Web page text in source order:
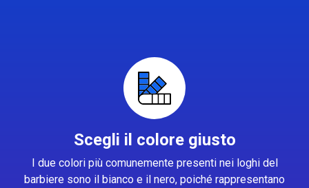
Scegli il colore giusto
I due colori più comunemente presenti nei loghi del
barbiere sono il bianco e il nero, poiché rappresentano